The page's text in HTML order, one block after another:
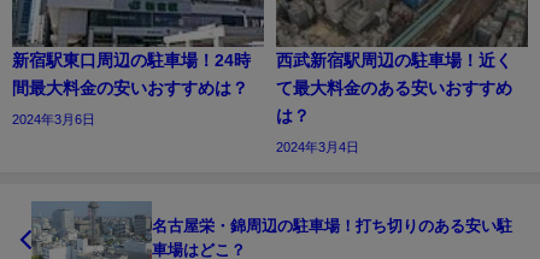
新宿駅東口周辺の駐車場！24時
間最大料金の安いおすすめは？
2024年3月6日
西武新宿駅周辺の駐車場！近く
て最大料金のある安いおすすめ
は？
2024年3月4日
名古屋栄・錦周辺の駐車場！打ち切りのある安い駐
車場はどこ？